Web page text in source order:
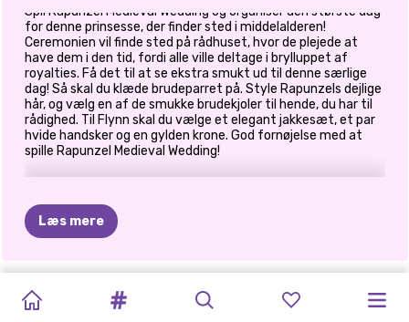
Spil Rapunzel Medieval Wedding og organiser den største dag
for denne prinsesse, der finder sted i middelalderen!
Ceremonien vil finde sted på rådhuset, hvor de plejede at
have dem i den tid, fordi alle ville deltage i brylluppet af
royalties. Få det til at se ekstra smukt ud til denne særlige
dag! Så skal du klæde brudeparret på. Style Rapunzels dejlige
hår, og vælg en af de smukke brudekjoler til hende, du har til
rådighed. Til Flynn skal du vælge et elegant jakkesæt, et par
hvide handsker og en gylden krone. God fornøjelse med at
spille Rapunzel Medieval Wedding!
Læs mere
BRYLLUPSFORBEREDELSE
MAKEUP:
MIN
PERFEKTE
PERFEKTE
BRIDEZILLA
ELLIE
PRINSESSE
BRUDEPIGER
ELLIE
ELIZA
OG
BFFS